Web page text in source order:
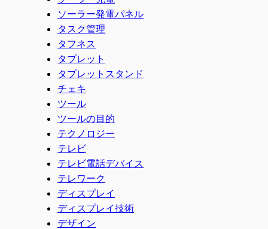
ソーラー発電パネル
タスク管理
タフネス
タブレット
タブレットスタンド
チェキ
ツール
ツールの目的
テクノロジー
テレビ
テレビ電話デバイス
テレワーク
ディスプレイ
ディスプレイ技術
デザイン